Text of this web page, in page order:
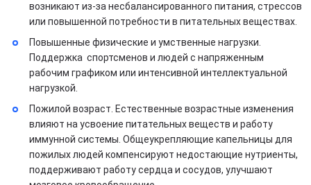
возникают из-за несбалансированного питания, стрессов
или повышенной потребности в питательных веществах.
Повышенные физические и умственные нагрузки.
Поддержка спортсменов и людей с напряженным
рабочим графиком или интенсивной интеллектуальной
нагрузкой.
Пожилой возраст. Естественные возрастные изменения
влияют на усвоение питательных веществ и работу
иммунной системы. Общеукрепляющие капельницы для
пожилых людей компенсируют недостающие нутриенты,
поддерживают работу сердца и сосудов, улучшают